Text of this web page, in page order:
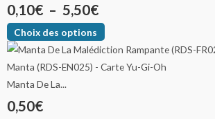
0,10€ – 5,50€
Choix des options
Manta De La...
0,50€